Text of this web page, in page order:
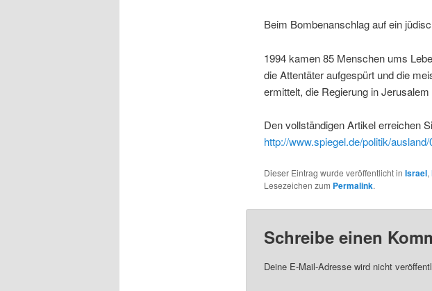
Beim Bombenanschlag auf ein
1994 kamen 85 Menschen ums
die Attentäter aufgespürt und die
ermittelt, die Regierung in
Den vollständigen Artikel erreichen
http://www.spiegel.de/politik/
Dieser Eintrag wurde veröffentlicht in Israel,
Lesezeichen zum Permalink.
Schreibe einen
Deine E-Mail-Adresse wird nicht